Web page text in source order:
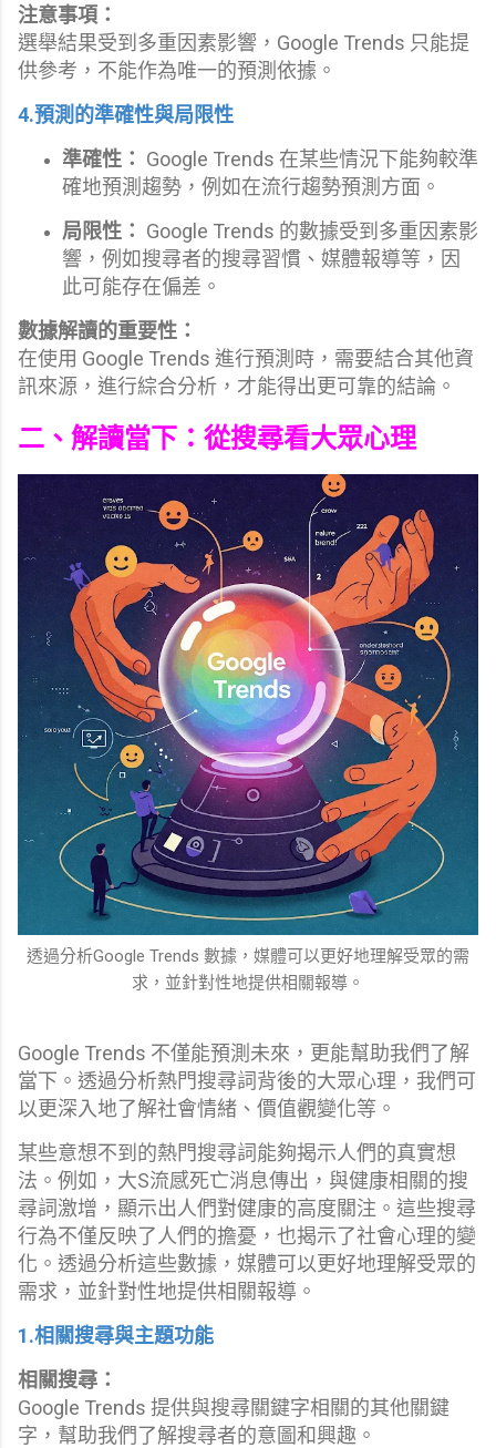
注意事項：
選舉結果受到多重因素影響，Google Trends 只能提
供參考，不能作為唯一的預測依據。
4.預測的準確性與局限性
準確性： Google Trends 在某些情況下能夠較準
確地預測趨勢，例如在流行趨勢預測方面。
局限性： Google Trends 的數據受到多重因素影
響，例如搜尋者的搜尋習慣、媒體報導等，因
此可能存在偏差。
數據解讀的重要性：
在使用 Google Trends 進行預測時，需要結合其他資
訊來源，進行綜合分析，才能得出更可靠的結論。
二、解讀當下：從搜尋看大眾心理
透過分析Google Trends 數據，媒體可以更好地理解受眾的需
求，並針對性地提供相關報導。
Google Trends 不僅能預測未來，更能幫助我們了解
當下。透過分析熱門搜尋詞背後的大眾心理，我們可
以更深入地了解社會情緒、價值觀變化等。
某些意想不到的熱門搜尋詞能夠揭示人們的真實想
法。例如，大S流感死亡消息傳出，與健康相關的搜
尋詞激增，顯示出人們對健康的高度關注。這些搜尋
行為不僅反映了人們的擔憂，也揭示了社會心理的變
化。透過分析這些數據，媒體可以更好地理解受眾的
需求，並針對性地提供相關報導。
1.相關搜尋與主題功能
相關搜尋：
Google Trends 提供與搜尋關鍵字相關的其他關鍵
字，幫助我們了解搜尋者的意圖和興趣。